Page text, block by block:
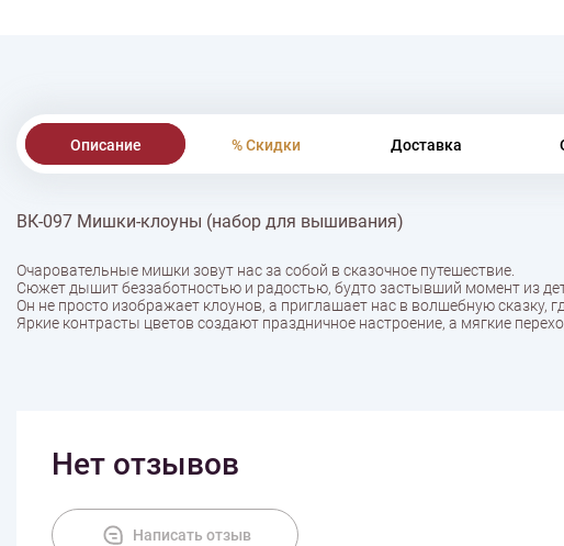
Описание % Скидки Доставка
ВК-097 Мишки-клоуны (набор для вышивания)
Очаровательные мишки зовут нас за собой в сказочное путешествие.
Сюжет дышит беззаботностью и радостью, будто застывший момент из
Он не просто изображает клоунов, а приглашает нас в волшебную сказку,
Яркие контрасты цветов создают праздничное настроение, а мягкие
Нет отзывов
Написать отзыв